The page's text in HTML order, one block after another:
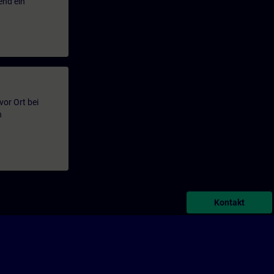
Ort bei
Kontakt